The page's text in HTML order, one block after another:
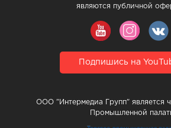
являются публичной
Подпишись на
ООО "Интермедиа Групп" является
Промышленной